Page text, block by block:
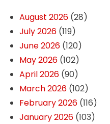
August 2026(28)
July 2026(119)
June 2026(120)
May 2026(102)
April 2026(90)
March 2026(102)
February 2026(116)
January 2026(103)